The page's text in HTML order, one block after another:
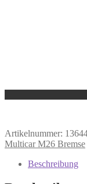
Artikelnummer:
Multicar M26 Bremse
Beschreibung